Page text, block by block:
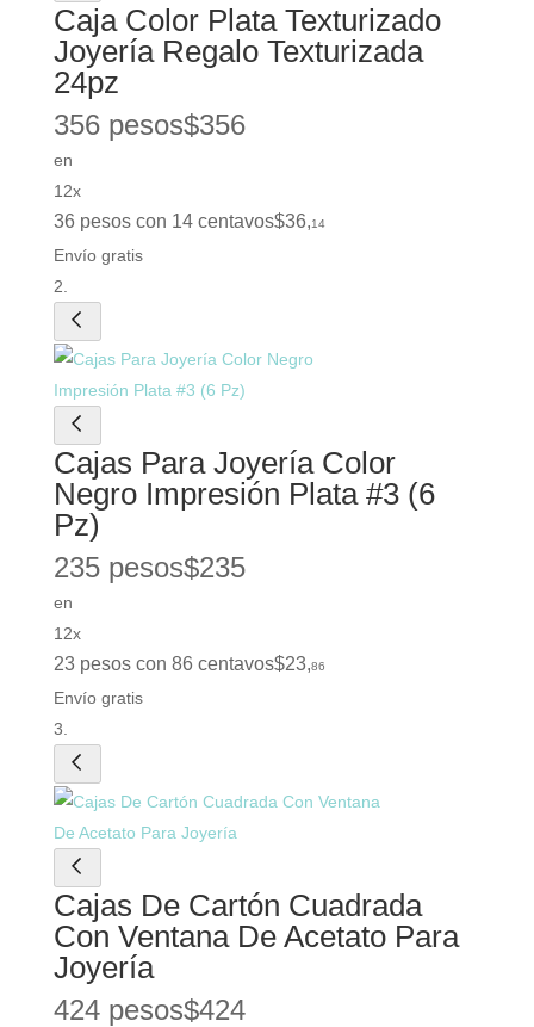
Caja Color Plata Texturizado
Joyería Regalo Texturizada
24pz
356 pesos$356
en
12x
36 pesos con 14 centavos$36,14
Envío gratis
Cajas Para Joyería Color
Negro Impresión Plata #3 (6
Pz)
235 pesos$235
en
12x
23 pesos con 86 centavos$23,86
Envío gratis
Cajas De Cartón Cuadrada
Con Ventana De Acetato Para
Joyería
424 pesos$424